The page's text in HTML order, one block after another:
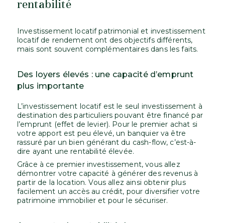
rentabilité
Investissement locatif patrimonial et investissement
locatif de rendement ont des objectifs différents,
mais sont souvent complémentaires dans les faits.
Des loyers élevés : une capacité d’emprunt
plus importante
L’investissement locatif est le seul investissement à
destination des particuliers pouvant être financé par
l’emprunt (effet de levier). Pour le premier achat si
votre apport est peu élevé, un banquier va être
rassuré par un bien générant du cash-flow, c’est-à-
dire ayant une rentabilité élevée.
Grâce à ce premier investissement, vous allez
démontrer votre capacité à générer des revenus à
partir de la location. Vous allez ainsi obtenir plus
facilement un accès au crédit, pour diversifier votre
patrimoine immobilier et pour le sécuriser.